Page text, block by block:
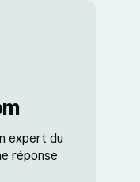
expert du
réponse